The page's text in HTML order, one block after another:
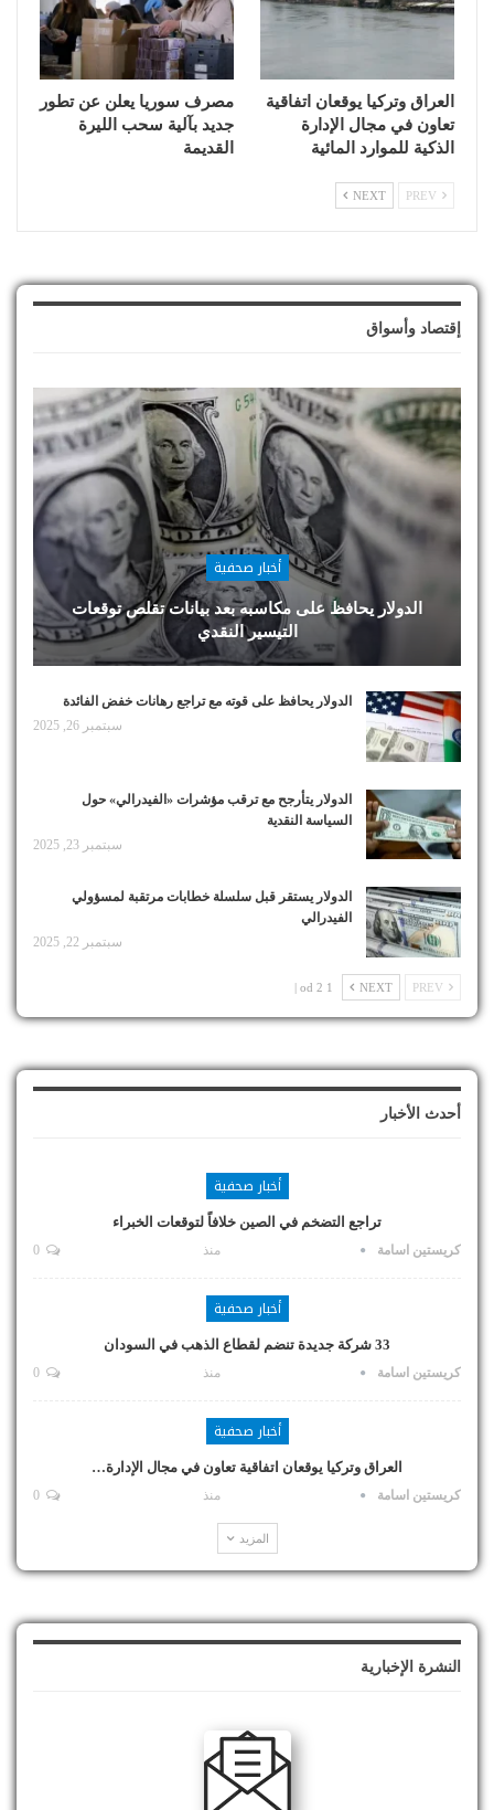
العراق وتركيا يوقعان اتفاقية
تعاون في مجال الإدارة
الذكية للموارد المائية
مصرف سوريا يعلن عن تطور
جديد بآلية سحب الليرة
القديمة
NEXT
إقتصاد وأسواق
أخبار صحفية
الدولار يحافظ على مكاسبه بعد بيانات تقلص توقعات
التيسير النقدي
الدولار يحافظ على قوته مع تراجع رهانات خفض الفائدة
سبتمبر 26, 2025
الدولار يتأرجح مع ترقب مؤشرات «الفيدرالي» حول
السياسة النقدية
سبتمبر 23, 2025
الدولار يستقر قبل سلسلة خطابات مرتقبة لمسؤولي
الفيدرالي
سبتمبر 22, 2025
NEXT
1 od 2 |
أحدث الأخبار
أخبار صحفية
تراجع التضخم في الصين خلافاً لتوقعات الخبراء
كريستين اسامة منذ
أخبار صحفية
33 شركة جديدة تنضم لقطاع الذهب في السودان
كريستين اسامة منذ
أخبار صحفية
العراق وتركيا يوقعان اتفاقية تعاون في مجال الإدارة…
كريستين اسامة منذ
المزيد
النشرة الإخبارية